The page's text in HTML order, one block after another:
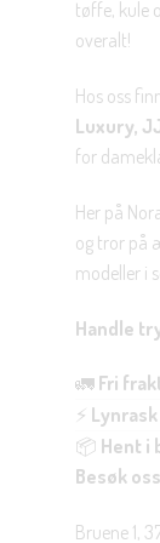
tøffe, kule
overalt!
Hos oss
Luxury,
for
Her på
og tror på
modeller i
Handle
🚛 Fri
⚡
📦 Hent i
Besøk
Bruene 1,